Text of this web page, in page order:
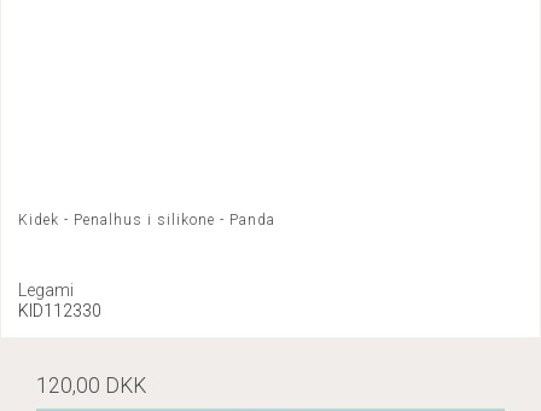
Kidek - Penalhus i silikone - Panda
Legami
KID112330
120,00 DKK